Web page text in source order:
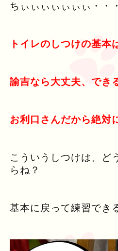
ちぃぃぃぃぃぃぃ・・
トイレのしつけの基本
諭吉なら大丈夫、でき
お利口さんだから絶対
こういうしつけは、ど
らね？
基本に戻って練習でき